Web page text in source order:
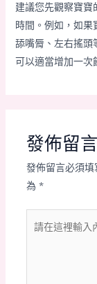
建議您先觀察寶寶
時間。例如，如果
舔嘴脣、左右搖頭
可以適當增加一次
發佈留言
發佈留言必須填
為 *
在